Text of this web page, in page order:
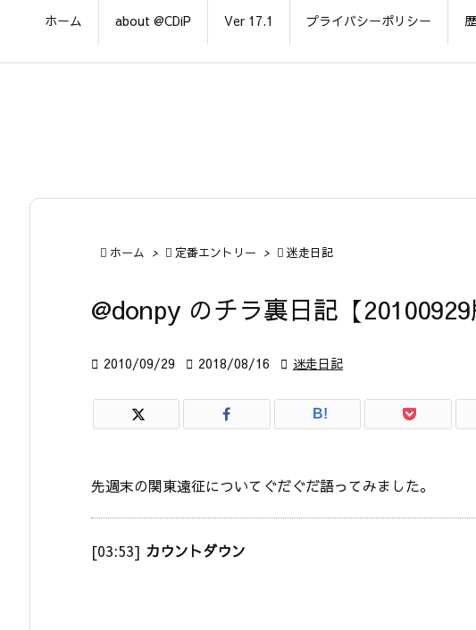
ホーム about @CDiP Ver 17.1 プライバシーポリシー
 ホーム >  定番エントリー >  迷走日記
@donpy のチラ裏日記【20100929
 2010/09/29  2018/08/16  迷走日記
B!
先週末の関東遠征についてぐだぐだ語ってみました。
[03:53] カウントダウン